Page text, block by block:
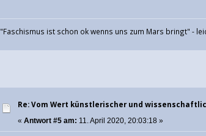
"Faschismus ist schon ok wenns uns zum Mars bringt" -
Re: Vom Wert künstlerischer und
«Antwort #5 am: 11. April 2020, 20:03:18 »